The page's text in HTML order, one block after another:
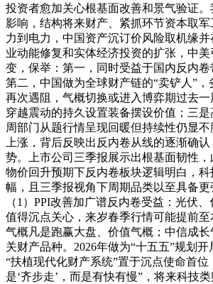
投资者愈加关心根基面改善和景气验证
影响，结构将来财产、紧抓环节资本取
力到电力，中国资产沉订价风险取机缘
业动能修复和实体经济投资的扩张，中
变，保举：第一，同时受益于国内反内
第二，中国做为全球财产链的“卖铲人”
再次遇阻，气概切换或进入博弈期过去
穿越震动的持久设置装备摆设价值；三
周部门从题行情呈现回暖但持续性仍显
上涨，背后反映出反内卷从线的逐渐确
势。上市公司三季报展示出根基面韧性
物价回升预期下反内卷板块逻辑明白，
幅，且三季报视角下周期品类以至具备
（1）PPI改善加广谱反内卷受益：光伏
值得沉点关心，来岁春季行情可能提前
气概凡是跑赢大盘、价值气概；中信成
关财产品种。2026年做为“十五五”规划
“扶植现代化财产系统”置于沉点使命首
是‘齐步走’，而是有快有慢”，将来科技